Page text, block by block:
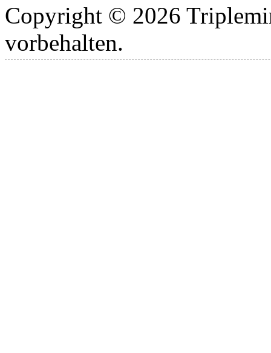
Copyright © 2026
vorbehalten.